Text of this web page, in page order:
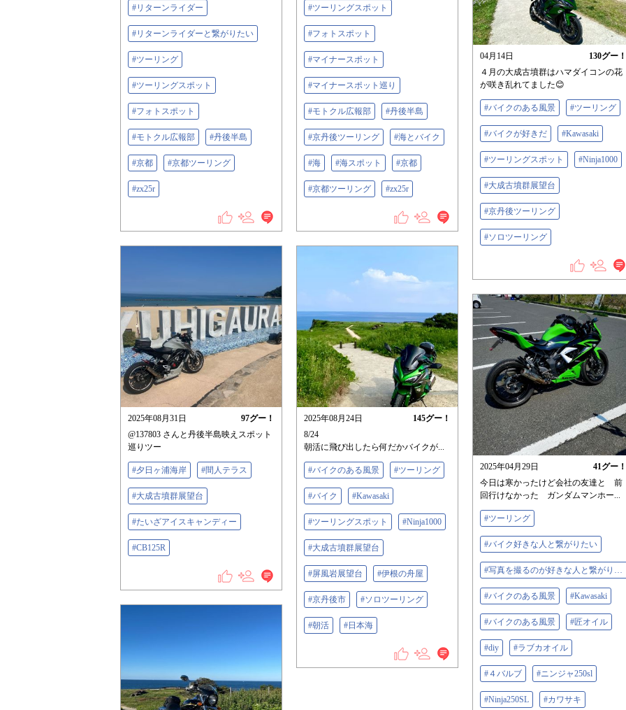
#リターンライダー
#リターンライダーと繋がりたい
#ツーリング
#ツーリングスポット
#フォトスポット
#モトクル広報部 #丹後半島
#京都 #京都ツーリング
#zx25r
#ツーリングスポット
#フォトスポット
#マイナースポット
#マイナースポット巡り
#モトクル広報部 #丹後半島
#京丹後ツーリング #海とバイク
#海 #海スポット #京都
#京都ツーリング #zx25r
04月14日 130グー！
４月の大成古墳群はハマダイコンの花
が咲き乱れてました😊
#バイクのある風景 #ツーリング
#バイクが好きだ #Kawasaki
#ツーリングスポット #Ninja1000
#大成古墳群展望台
#京丹後ツーリング
#ソロツーリング
2025年08月31日 97グー！
@137803 さんと丹後半島映えスポット
巡りツー
#夕日ヶ浦海岸 #間人テラス
#大成古墳群展望台
#たいざアイスキャンディー
#CB125R
2025年08月24日 145グー！
8/24
朝活に飛び出したら何だかバイクが...
#バイクのある風景 #ツーリング
#バイク #Kawasaki
#ツーリングスポット #Ninja1000
#大成古墳群展望台
#屏風岩展望台 #伊根の舟屋
#京丹後市 #ソロツーリング
#朝活 #日本海
2025年04月29日 41グー！
今日は寒かったけど会社の友達と 前
回行けなかった ガンダムマンホー...
#ツーリング
#バイク好きな人と繋がりたい
#写真を撮るのが好きな人と繋がりたい
#バイクのある風景 #Kawasaki
#バイクのある風景 #匠オイル
#diy #ラブカオイル
#４バルブ #ニンジャ250sl
#Ninja250SL #カワサキ